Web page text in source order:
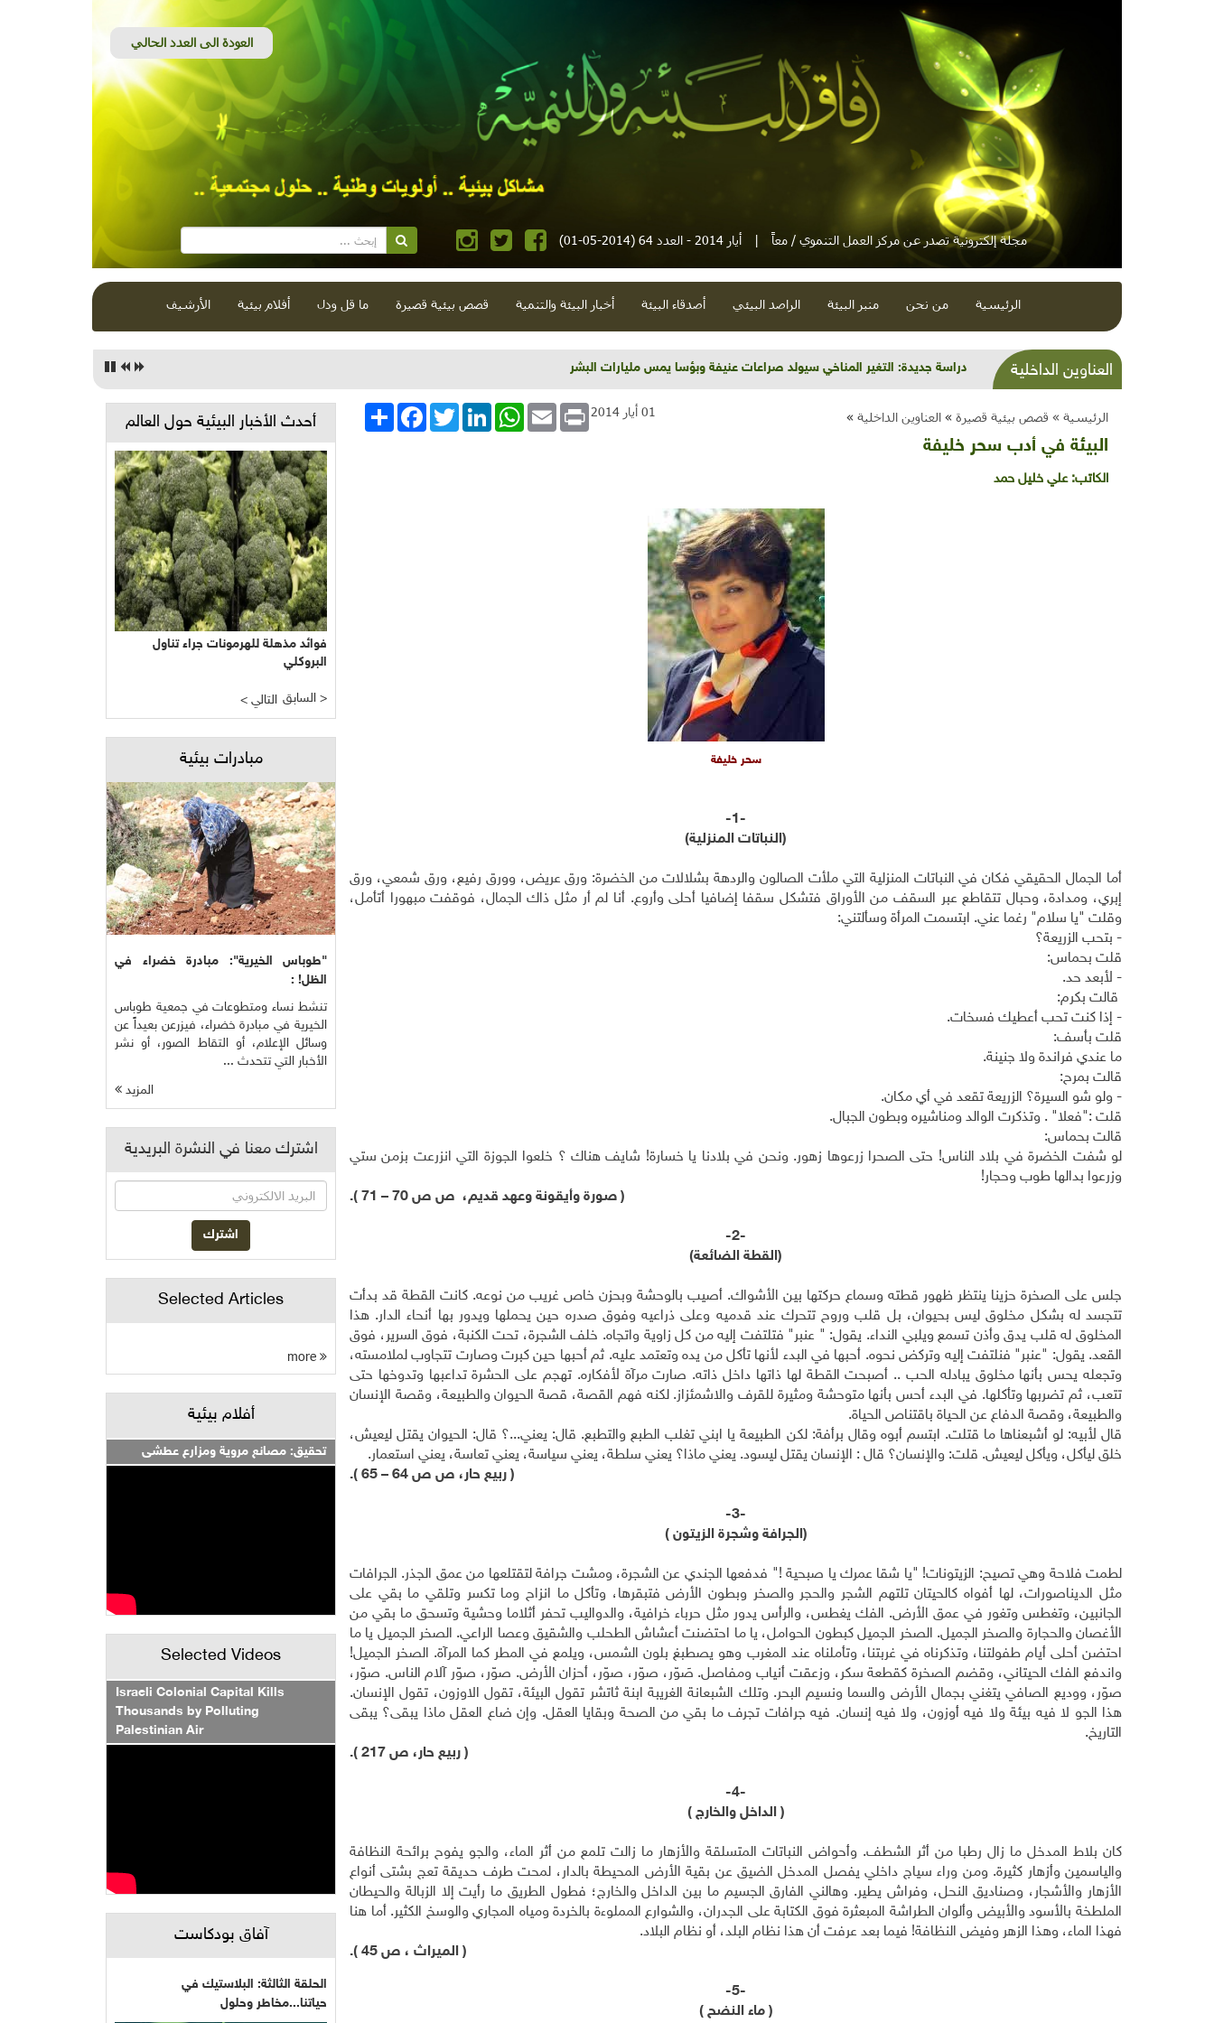
مجلة إلكترونية تصدر عن مركز العمل التنموي / معاً | أيار 2014 - العدد 64 (2014-05-01)
الرئيسية من نحن منبر البيئة الراصد البيئي أصدقاء البيئة أخبار البيئة والتنمية قصص بيئية قصيرة ما قل ودل أفلام بيئية الأرشيف
العناوين الداخلية البيئة في أدب سحر خليفة
الرئيسية » قصص بيئية قصيرة » العناوين الداخلية » انشر
FacebookTwitterLinkedInWhatsApp Email Print 01 أيار 2014
البيئة في أدب سحر خليفة
الكاتب:علي خليل حمد
سحر خليفة
-1-
(النباتات المنزلية)
أما الجمال الحقيقي فكان في النباتات المنزلية التي ملأت الصالون والردهة بشلالات من الخضرة: ورق عريض، وورق رفيع، ورق شمعي، ورق
إبري، ومدادة، وحبال تتقاطع عبر السقف من الأوراق فتشكل سقفا إضافيا أحلى وأروع. أنا لم أر مثل ذاك الجمال، فوقفت مبهورا أتأمل،
وقلت "يا سلام" رغما عني. ابتسمت المرأة وسألتني:
- بتحب الزريعة؟
قلت بحماس:
- لأبعد حد.
قالت بكرم:
- إذا كنت تحب أعطيك فسخات.
قلت بأسف:
ما عندي فراندة ولا جنينة.
قالت بمرح:
- ولو شو السيرة؟ الزريعة تقعد في أي مكان.
قلت :"فعلا" . وتذكرت الوالد ومناشيره وبطون الجبال.
قالت بحماس:
لو شفت الخضرة في بلاد الناس! حتى الصحرا زرعوها زهور. ونحن في بلادنا يا خسارة! شايف هناك ؟ خلعوا الجوزة التي انزرعت بزمن ستي
وزرعوا بدالها طوب وحجار!
( صورة وأيقونة وعهد قديم، ص ص 70 – 71 ).
-2-
(القطة الضائعة)
جلس على الصخرة حزينا ينتظر ظهور قطته وسماع حركتها بين الأشواك. أصيب بالوحشة وبحزن خاص غريب من نوعه. كانت القطة قد بدأت
تتجسد له بشكل مخلوق ليس بحيوان، بل قلب وروح تتحرك عند قدميه وعلى ذراعيه وفوق صدره حين يحملها ويدور بها أنحاء الدار. هذا
المخلوق له قلب يدق وأذن تسمع ويلبي النداء. يقول: " عنبر" فتلتفت إليه من كل زاوية واتجاه. خلف الشجرة، تحت الكنبة، فوق السرير، فوق
القعد. يقول: "عنبر" فنلتفت إليه وتركض نحوه. أحبها في البدء لأنها تأكل من يده وتعتمد عليه. ثم أحبها حين كبرت وصارت تتجاوب لملامسته،
وتجعله يحس بأنها مخلوق يبادله الحب .. أصبحت القطة لها ذاتها داخل ذاته. صارت مرآة لأفكاره. تهجم على الحشرة تداعبها وتدوخها حتى
تتعب، ثم تضربها وتأكلها. في البدء أحس بأنها متوحشة ومثيرة للقرف والاشمئزاز. لكنه فهم القصة، قصة الحيوان والطبيعة، وقصة الإنسان
والطبيعة، وقصة الدفاع عن الحياة باقتناص الحياة.
قال لأبيه: لو أشبعناها ما قتلت. ابتسم أبوه وقال برأفة: لكن الطبيعة يا ابني تغلب الطبع والتطبع. قال: يعني...؟ قال: الحيوان يقتل ليعيش،
خلق ليأكل، ويأكل ليعيش. قلت: والإنسان؟ قال : الإنسان يقتل ليسود. يعني ماذا؟ يعني سلطة، يعني سياسة، يعني تعاسة، يعني استعمار.
( ربيع حار، ص ص 64 – 65 ).
-3-
(الجرافة وشجرة الزيتون )
لطمت فلاحة وهي تصيح: الزيتونات! "يا شقا عمرك يا صبحية !" فدفعها الجندي عن الشجرة، ومشت جرافة لتقتلعها من عمق الجذر. الجرافات
مثل الديناصورات، لها أفواه كالحيتان تلتهم الشجر والحجر والصخر وبطون الأرض فتبقرها، وتأكل ما انزاح وما تكسر وتلقي ما بقي على
الجانبين، وتغطس وتغور في عمق الأرض. الفك يغطس، والرأس يدور مثل حرباء خرافية، والدواليب تحفر أثلاما وحشية وتسحق ما بقي من
الأغصان والحجارة والصخر الجميل. الصخر الجميل كبطون الحوامل، يا ما احتضنت أعشاش الطحلب والشقيق وعصا الراعي. الصخر الجميل يا ما
احتضن أحلى أيام طفولتنا، وتذكرناه في غربتنا، وتأملناه عند المغرب وهو يصطبغ بلون الشمس، ويلمع في المطر كما المرآة. الصخر الجميل!
واندفع الفك الحيتاني، وقضم الصخرة كقطعة سكر، وزعقت أنياب ومفاصل. صَوّر، صوّر، صوّر، أحزان الأرض. صوّر، صوّر آلام الناس. صوّر،
صوّر، ووديع الصافي يتغني بجمال الأرض والسما ونسيم البحر. وتلك الشبعانة الغريبة ابنة ثاتشر تقول البيئة، تقول الاوزون، تقول الإنسان.
هذا الجو لا فيه بيئة ولا فيه أوزون، ولا فيه إنسان. فيه جرافات تجرف ما بقي من الصحة وبقايا العقل. وإن ضاع العقل ماذا يبقى؟ يبقى
التاريخ.
( ربيع حار، ص 217 ).
-4-
( الداخل والخارج )
كان بلاط المدخل ما زال رطبا من أثر الشطف. وأحواض النباتات المتسلقة والأزهار ما زالت تلمع من أثر الماء، والجو يفوح برائحة النظافة
والياسمين وأزهار كثيرة. ومن وراء سياج داخلي يفصل المدخل الضيق عن بقية الأرض المحيطة بالدار، لمحت طرف حديقة تعج بشتى أنواع
الأزهار والأشجار، وصناديق النحل، وفراش يطير. وهالني الفارق الجسيم ما بين الداخل والخارج؛ فطول الطريق ما رأيت إلا الزبالة والحيطان
الملطخة بالأسود والأبيض وألوان الطراشة المبعثرة فوق الكتابة على الجدران، والشوارع المملوءة بالخردة ومياه المجاري والوسخ الكثير. أما هنا
فهذا الماء، وهذا الزهر وفيض النظافة! فيما بعد عرفت أن هذا نظام البلد، أو نظام البلاد.
( الميراث ، ص 45 ).
-5-
( ماء النضح )
أحدث الأخبار البيئية حول العالم
فوائد مذهلة للهرمونات جراء تناول
البروكلي
< التالي السابق >
مبادرات بيئية
"طوباس الخيرية": مبادرة خضراء في
الظل! :
تنشط نساء ومتطوعات في جمعية طوباس
الخيرية في مبادرة خضراء، فيزرعن بعيداً عن
وسائل الإعلام، أو التقاط الصور، أو نشر
الأخبار التي تتحدث ...
المزيد
اشترك معنا في النشرة البريدية
Selected Articles
أفلام بيئية
تحقيق: مصانع مروية ومزارع عطشى
Selected Videos
Israeli Colonial Capital Kills
Thousands by Polluting
Palestinian Air
آفاق بودكاست
الحلقة الثالثة: البلاستيك في
حياتنا...مخاطر وحلول